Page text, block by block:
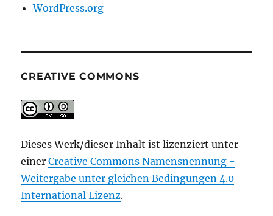
WordPress.org
CREATIVE COMMONS
Dieses Werk/dieser Inhalt ist lizenziert unter
einerCreative Commons Namensnennung -
Weitergabe unter gleichen Bedingungen 4.0
International Lizenz.